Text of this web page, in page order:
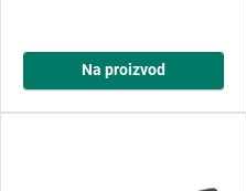
Na proizvod